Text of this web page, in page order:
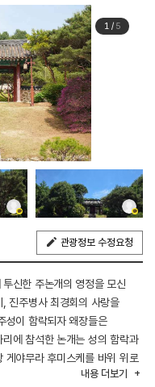
1/ 5
관광정보 수정요청
신한 주논개의 영정을 모신
진주병사 최경회의 사랑을
성이 함락되자 왜장들은
에 참석한 논개는 성의 함락과
게야무라 후미스케를 바위 위로
다. 그가 뛰어내린 바위를 훗날
내용 더보기